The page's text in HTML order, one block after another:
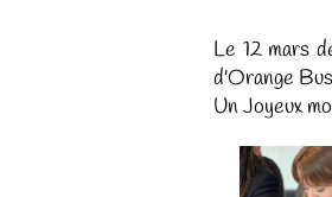
Le 12 mars
d'Orange
Un Joyeux